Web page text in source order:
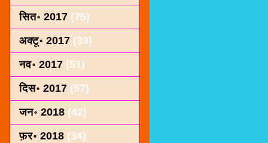
सित॰ 2017 (75)
अक्टू॰ 2017 (39)
नव॰ 2017 (51)
दिस॰ 2017 (57)
जन॰ 2018 (42)
फ़र॰ 2018 (34)